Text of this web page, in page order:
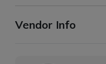
Vendor Info